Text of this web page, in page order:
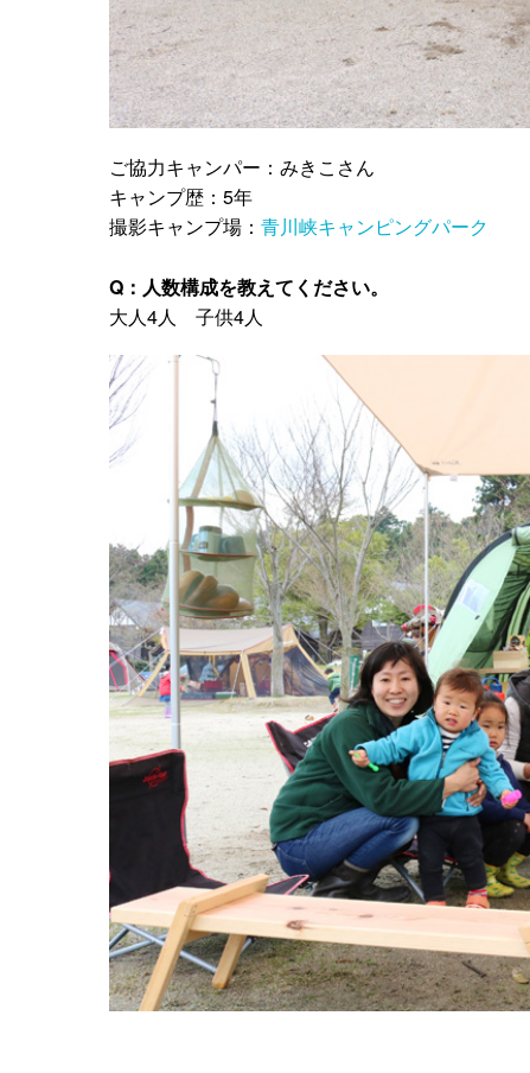
ご協力キャンパー：みきこさん
キャンプ歴：5年
撮影キャンプ場： 青川峡キャンピングパーク
Q：人数構成を教えてください。
大人4人 子供4人